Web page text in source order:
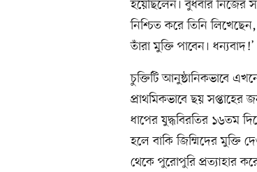
হয়েছিলেন। বুধবার নিজের
নিশ্চিত করে তিনি
তাঁরা মুক্তি পাবেন। ধন্যবাদ!’
চুক্তিটি আনুষ্ঠানিকভাবে
প্রাথমিকভাবে ছয় সপ্তাহের
ধাপের যুদ্ধবিরতির ১৬তম
হলে বাকি জিম্মিদের মুক্তি
থেকে পুরোপুরি প্রত্যাহার